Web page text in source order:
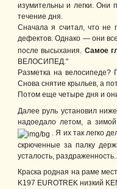
изумительны и легки. Они
течение дня.
Сначала я считал, что не
дефектов. Однако — они
после высыхания. Самое
ВЕЛОСИПЕД."
Разметка на велосипеде?
Снова снятие крыльев, а
Потом еще четыре дня и
Далее руль установил
надоедало летом, а
. Я их так легко
скрюченные за палку
усталость,
Краска родная на раме
K197 EUROTREK низкий